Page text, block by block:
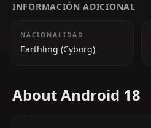
INFORMACIÓN ADICIONAL
NACIONALIDAD
Earthling (Cyborg)
About Android 18